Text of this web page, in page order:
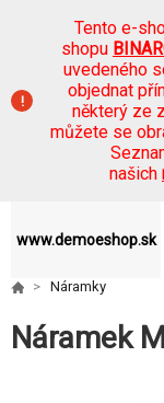
Tento e-
shopu
uvedeného
objednat
některý ze
můžete se
našich
www.demoeshop.sk
Náramky
Náramek